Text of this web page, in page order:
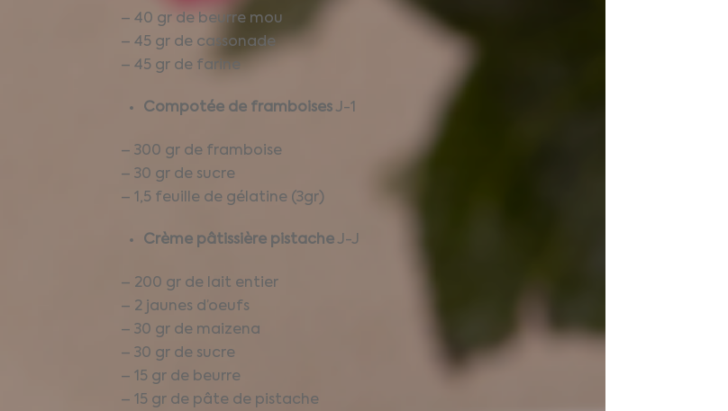
– 40 gr de beurre mou
– 45 gr de cassonade
– 45 gr de farine
Compotée de framboisesJ-1
– 300 gr de framboise
– 30 gr de sucre
– 1,5 feuille de gélatine (3gr)
Crème pâtissière pistache J-J
– 200 gr de lait entier
– 2 jaunes d’oeufs
– 30 gr de maizena
– 30 gr de sucre
– 15 gr de beurre
– 15 gr de pâte de pistache